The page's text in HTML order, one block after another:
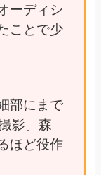
ーディシ
ことで少
部にまで
影。森
ほど役作